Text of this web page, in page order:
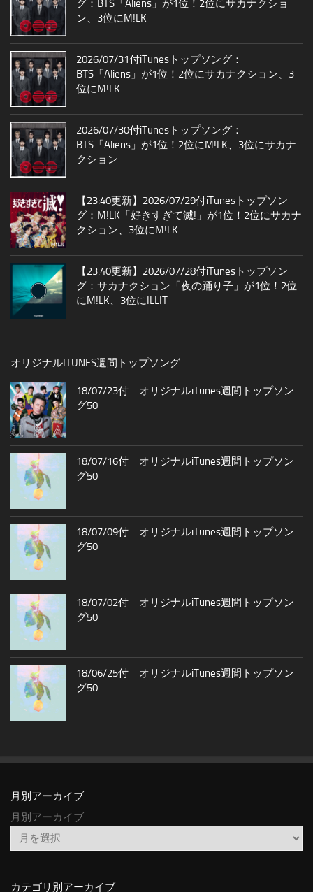
グ：BTS「Aliens」が1位！2位にサカナクショ
ン、3位にM!LK
2026/07/31付iTunesトップソング：
BTS「Aliens」が1位！2位にサカナクション、3
位にM!LK
2026/07/30付iTunesトップソング：
BTS「Aliens」が1位！2位にM!LK、3位にサカナ
クション
【23:40更新】2026/07/29付iTunesトップソン
グ：M!LK「好きすぎて滅!」が1位！2位にサカナ
クション、3位にM!LK
【23:40更新】2026/07/28付iTunesトップソン
グ：サカナクション「夜の踊り子」が1位！2位
にM!LK、3位にILLIT
オリジナルITUNES週間トップソング
18/07/23付 オリジナルiTunes週間トップソン
グ50
18/07/16付 オリジナルiTunes週間トップソン
グ50
18/07/09付 オリジナルiTunes週間トップソン
グ50
18/07/02付 オリジナルiTunes週間トップソン
グ50
18/06/25付 オリジナルiTunes週間トップソン
グ50
月別アーカイブ
月別アーカイブ
カテゴリ別アーカイブ